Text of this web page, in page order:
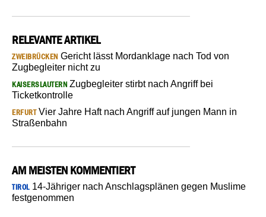
RELEVANTE ARTIKEL
ZWEIBRÜCKEN Gericht lässt Mordanklage nach Tod von
Zugbegleiter nicht zu
KAISERSLAUTERN Zugbegleiter stirbt nach Angriff bei
Ticketkontrolle
ERFURTVier Jahre Haft nach Angriff auf jungen Mann in
Straßenbahn
AM MEISTEN KOMMENTIERT
TIROL14-Jähriger nach Anschlagsplänen gegen Muslime
festgenommen